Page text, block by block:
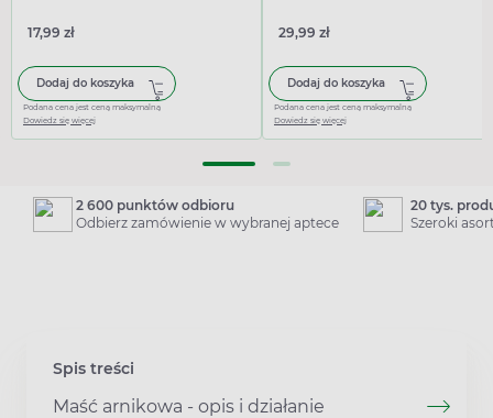
17,99 zł
Dodaj do koszyka
Podana cena jest ceną maksymalną
Dowiedz się więcej
29,99 zł
Dodaj do koszyka
Podana cena jest ceną maksymalną
Dowiedz się więcej
2 600 punktów odbioru
Odbierz zamówienie w wybranej aptece
20 tys.
Szeroki
Spis treści
Maść arnikowa - opis i działanie